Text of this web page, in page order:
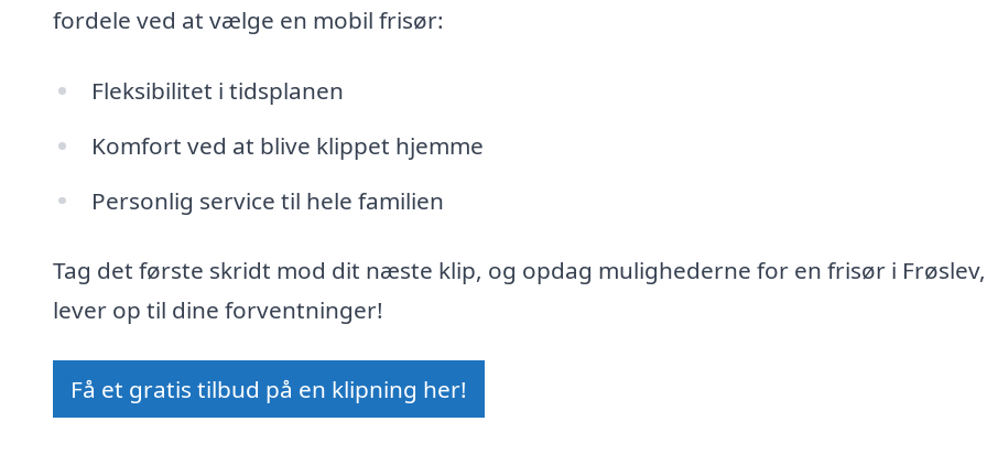
fordele ved at vælge en mobil frisør:
Fleksibilitet i tidsplanen
Komfort ved at blive klippet hjemme
Personlig service til hele familien
Tag det første skridt mod dit næste klip, og opdag mulighederne for en frisør i
lever op til dine forventninger!
Få et gratis tilbud på en klipning her!